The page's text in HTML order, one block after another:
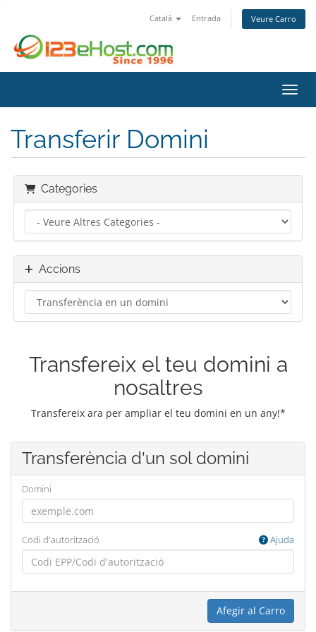
Català Entrada Veure Carro
Transferir Domini
Categories
Accions
Transfereix el teu domini a
nosaltres
Transfereix ara per ampliar el teu domini en un any!*
Transferència d'un sol domini
Domini
Codi d'autorització Ajuda
Afegir al Carro